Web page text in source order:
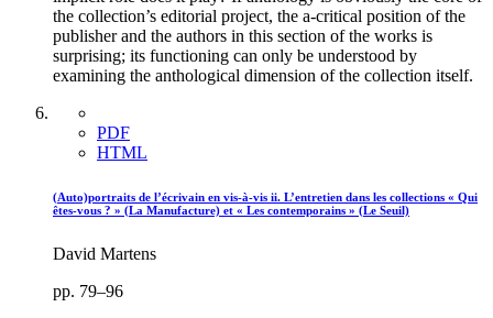
the collection’s editorial project, the a-critical position of the
publisher and the authors in this section of the works is
surprising; its functioning can only be understood by
examining the anthological dimension of the collection itself.
PDF
HTML
(Auto)portraits de l’écrivain en vis-à-vis ii. L’entretien dans les collections « Qui
êtes-vous ? » (La Manufacture) et « Les contemporains » (Le Seuil)
David Martens
pp. 79–96